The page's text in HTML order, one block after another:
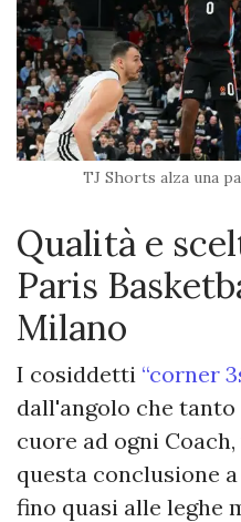
TJ Shorts alza una
Qualità e
Paris
Milano
I cosiddetti “corner
dall'angolo che
cuore ad ogni
questa conclusione
fino quasi alle leghe